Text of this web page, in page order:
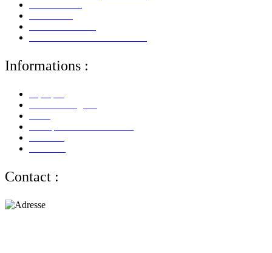
Informations :
Contact :